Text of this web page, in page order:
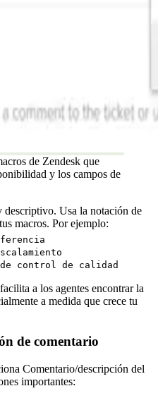
de Zendesk que
y los campos de
Usa la notación de
macros. Por ejemplo:
control de calidad
a los agentes encontrar la
a medida que crece tu
de comentario
Comentario/descripción del
importantes: